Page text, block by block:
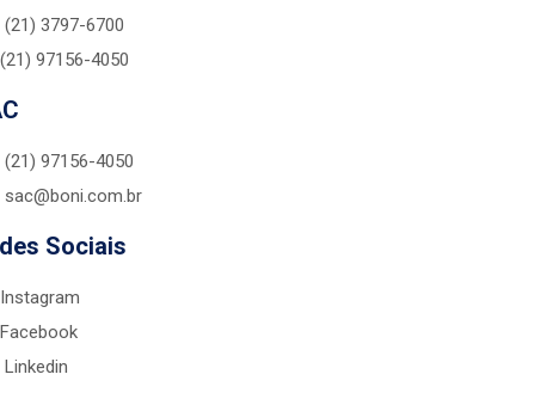
(21) 3797-6700
(21) 97156-4050
(21) 97156-4050
sac@boni.com.br
Sociais
Instagram
Facebook
Linkedin